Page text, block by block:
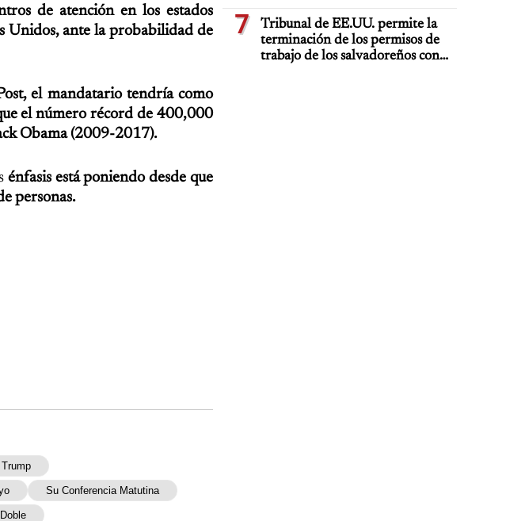
de atención en los estados
Unidos, ante la probabilidad de
el mandatario tendría como
el número récord de 400,000
Obama (2009-2017).
énfasis está poniendo desde que
personas.
Su Conferencia Matutina
Doble
7
Tribunal de EE.UU. permite la
terminación de los permisos de
trabajo de los salvadoreños con